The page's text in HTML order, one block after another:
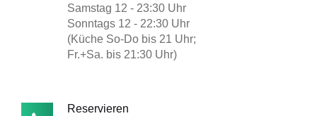
Samstag 12 - 23:30 Uhr
Sonntags 12 - 22:30 Uhr
(Küche So-Do bis 21 Uhr;
Fr.+Sa. bis 21:30 Uhr)
Reservieren